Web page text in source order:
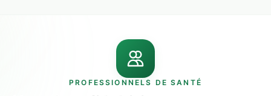
PROFESSIONNELS DE SANTÉ